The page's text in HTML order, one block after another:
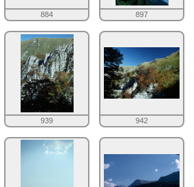
884 897
939 942